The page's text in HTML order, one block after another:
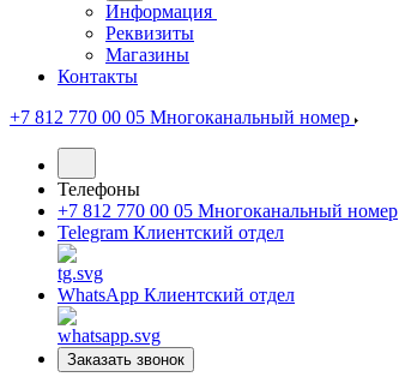
Информация
Реквизиты
Магазины
Контакты
+7 812 770 00 05 Многоканальный номер
Телефоны
+7 812 770 00 05 Многоканальный номер
Telegram Клиентский отдел
WhatsApp Клиентский отдел
Заказать звонок